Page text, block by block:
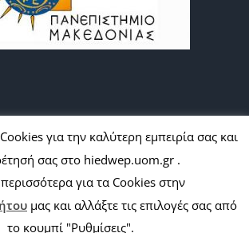
Avada | All Rights Reserved | Hi.Ed.WEP -
ΜΑΚΕΔΟΝΙΑΣ | ΚατασκευήComputer &
Internet Solutions
για την καλύτερη εμπειρία σας και
σας στο hiedwep.uom.gr .
για τα Cookies στην
μας και αλλάξτε τις επιλογές σας από
το κουμπί "Ρυθμίσεις".